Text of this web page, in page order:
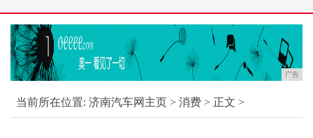
广告
当前所在位置: 济南汽车网主页 > 消费 > 正文 >